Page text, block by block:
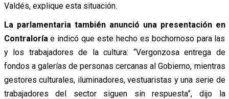
Valdés, explique esta situación.
La parlamentaria también anunció una presentación en
Contraloría e indicó que este hecho es bochornoso para las
y los trabajadores de la cultura: “Vergonzosa entrega de
fondos a galerías de personas cercanas al Gobierno, mientras
gestores culturales, iluminadores, vestuaristas y una serie de
trabajadores del sector siguen sin respuesta”, dijo la